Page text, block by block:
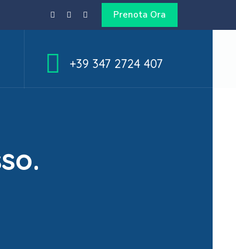
Prenota Ora
+39 347 2724 407